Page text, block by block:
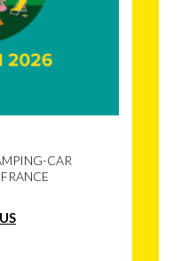
CAR